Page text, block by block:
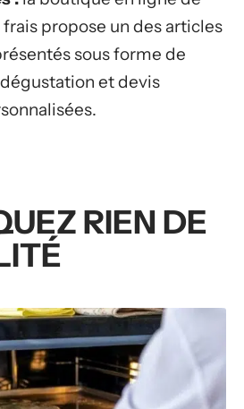
propose un des articles
sous forme de
et devis
RIEN DE